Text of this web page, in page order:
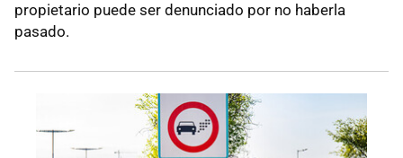
propietario puede ser denunciado por no haberla
pasado.